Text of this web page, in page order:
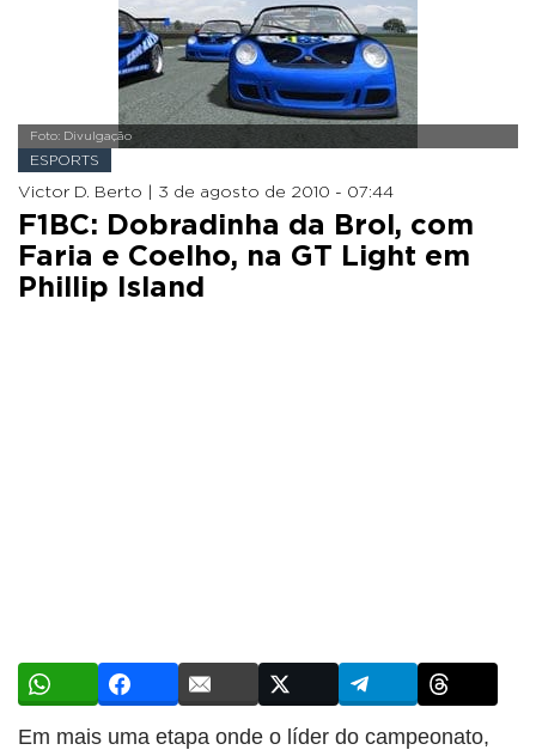
Foto: Divulgação
ESPORTS
Victor D. Berto | 3 de agosto de 2010 - 07:44
F1BC: Dobradinha da Brol, com
Faria e Coelho, na GT Light em
Phillip Island
Em mais uma etapa onde o líder do campeonato,